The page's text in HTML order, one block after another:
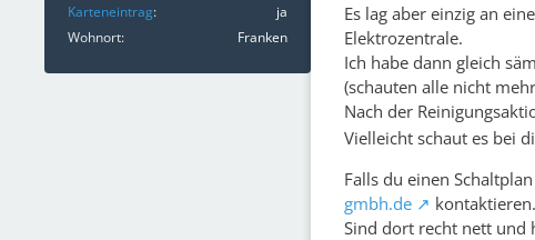
Karteneintrag
ja
Wohnort
Franken
Es lag aber einzig an
Elektrozentrale.
Ich habe dann gleich
(schauten alle nicht
Nach der
Vielleicht schaut es bei
Falls du einen
gmbh.de
kontaktieren.
Sind dort recht nett und